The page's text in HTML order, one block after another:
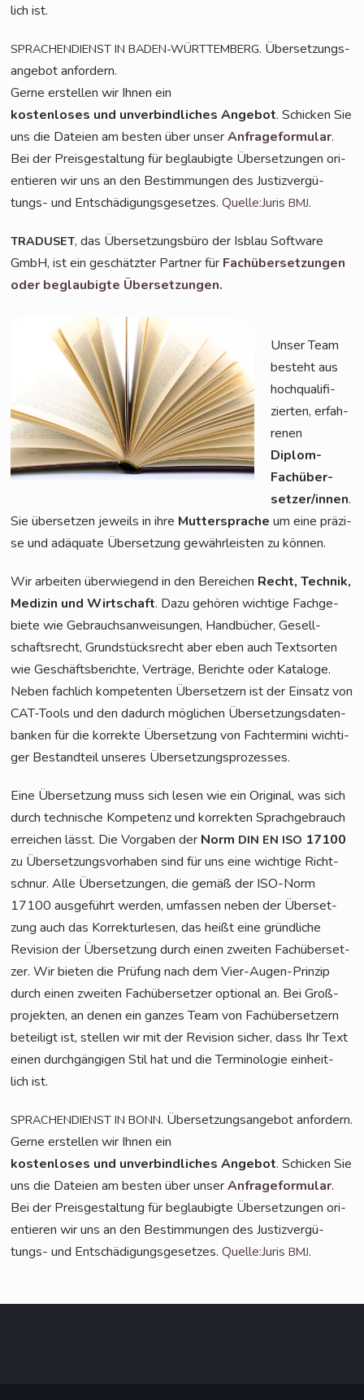
lich ist.
SPRACHENDIENST IN BADEN-WÜRTTEMBERG. Über­set­zungs­
an­ge­bot anfordern.
Ger­ne erstel­len wir Ihnen ein
kos­ten­lo­ses und unver­bind­li­ches Ange­bot. Schi­cken Sie
uns die Datei­en am bes­ten über unserAnfra­ge­for­mu­lar.
Bei der Preis­ge­stal­tung für beglau­big­te Über­set­zun­gen ori­
en­tie­ren wir uns an den Bestim­mun­gen des Jus­tiz­ver­gü­
tungs- und Ent­schä­di­gungs­ge­set­zes.Quelle:JurisBMJ.
TRADUSET, das Über­set­zungs­bü­ro der Isblau Soft­ware
GmbH, ist ein geschätz­ter Part­ner für Fach­über­set­zun­gen
oder beglau­big­te Übersetzungen.
Unser Team
besteht aus
hoch­qua­li­fi­
zier­ten, erfah­
re­nen
Diplom-
Fach­über­
set­zer/in­nen.
Sie über­set­zen jeweils in ihre Mut­ter­spra­che um eine prä­zi­
se und adäqua­te Über­set­zung gewähr­leis­ten zu können.
Wir arbei­ten über­wie­gend in den Berei­chen Recht, Tech­nik,
Medi­zin und Wirt­schaft. Dazu gehö­ren wich­ti­ge Fach­ge­
bie­te wie Gebrauchs­an­wei­sun­gen, Hand­bü­cher, Gesell­
schafts­recht, Grund­stücks­recht aber eben auch Text­sor­ten
wie Geschäfts­be­rich­te, Ver­trä­ge, Berich­te oder Kata­lo­ge.
Neben fach­lich kom­pe­ten­ten Über­set­zern ist der Ein­satz von
CAT-Tools und den dadurch mög­li­chen Über­set­zungs­da­ten­
ban­ken für die kor­rek­te Über­set­zung von Fach­ter­mi­ni wich­ti­
ger Bestand­teil unse­res Übersetzungsprozesses.
Eine Über­set­zung muss sich lesen wie ein Ori­gi­nal, was sich
durch tech­ni­sche Kom­pe­tenz und kor­rek­ten Sprach­ge­brauch
errei­chen lässt. Die Vor­ga­ben der Norm DIN EN ISO 17100
zu Über­set­zungs­vor­ha­ben sind für uns eine wich­ti­ge Richt­
schnur. Alle Über­set­zun­gen, die gemäß der ISO-Norm
17100 aus­ge­führt wer­den, umfas­sen neben der Über­set­
zung auch das Kor­rek­tur­le­sen, das heißt eine gründ­li­che
Revi­si­on der Über­set­zung durch einen zwei­ten Fach­über­set­
zer. Wir bie­ten die Prü­fung nach dem Vier-Augen-Prin­zip
durch einen zwei­ten Fach­über­set­zer optio­nal an. Bei Groß­
pro­jek­ten, an denen ein gan­zes Team von Fach­über­set­zern
betei­ligt ist, stel­len wir mit der Revi­si­on sicher, dass Ihr Text
einen durch­gän­gi­gen Stil hat und die Ter­mi­no­lo­gie ein­heit­
lich ist.
SPRACHENDIENST IN BONN. Über­set­zungs­an­ge­bot anfordern.
Ger­ne erstel­len wir Ihnen ein
kos­ten­lo­ses und unver­bind­li­ches Ange­bot. Schi­cken Sie
uns die Datei­en am bes­ten über unserAnfra­ge­for­mu­lar.
Bei der Preis­ge­stal­tung für beglau­big­te Über­set­zun­gen ori­
en­tie­ren wir uns an den Bestim­mun­gen des Jus­tiz­ver­gü­
tungs- und Ent­schä­di­gungs­ge­set­zes.Quelle:JurisBMJ.